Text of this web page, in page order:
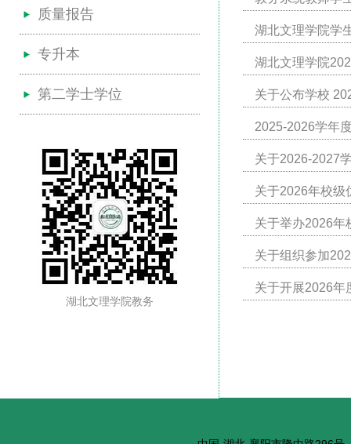
质量报告
专升本
第二学士学位
湖北文理学院教务
湖北文理学院学
湖北文理学院
关于公布学校
2025-2026学年
关于2026-2027
关于2026年校级
关于举办2026年
关于组织参加
关于开展2026年